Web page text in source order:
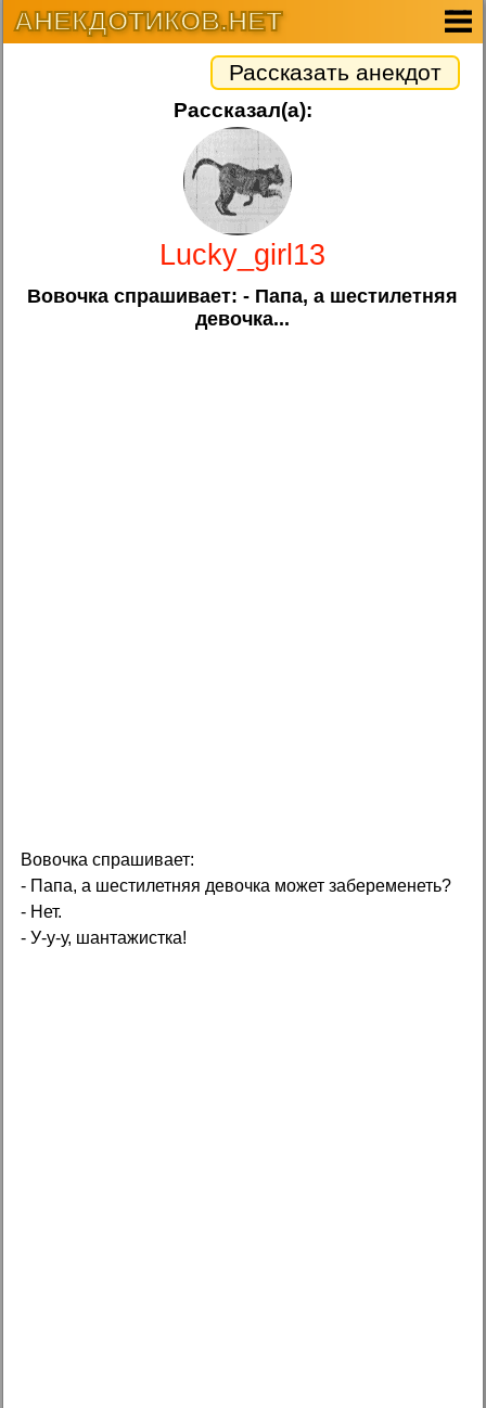
АНЕКДОТИКОВ.НЕТ
Рассказать анекдот
Рассказал(а):
Lucky_girl13
Вовочка спрашивает: - Папа, а шестилетняя
девочка...
Вовочка спрашивает:
- Папа, а шестилетняя девочка может забеременеть?
- Нет.
- У-у-у, шантажистка!